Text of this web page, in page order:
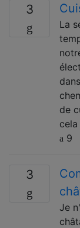
3
La
de
9
3
Je